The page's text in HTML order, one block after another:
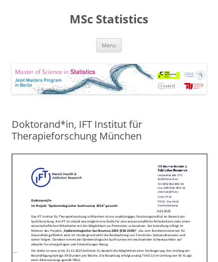
MSc Statistics
Menu
Doktorand*in, IFT Institut für
Therapieforschung München